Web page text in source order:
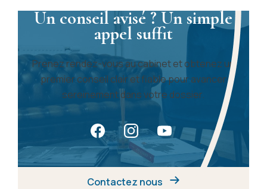
Un conseil avisé ? Un simple
appel suffit
Prenez rendez-vous au cabinet et obtenez un
premier conseil clair et fiable pour avancer
sereinement dans votre dossier.
Contactez nous